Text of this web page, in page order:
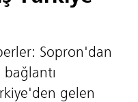
Sopron'dan
gelen